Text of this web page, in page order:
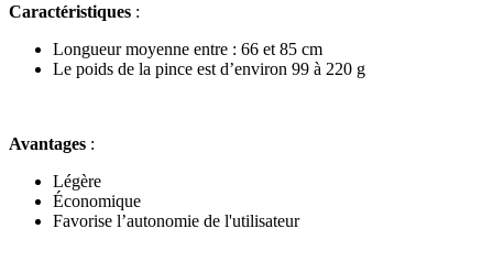
Caractéristiques :
Longueur moyenne entre : 66 et 85 cm
Le poids de la pince est d’environ 99 à 220 g
Avantages :
Légère
Économique
Favorise l’autonomie de l'utilisateur